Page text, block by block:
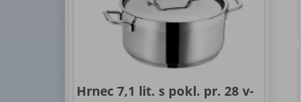
Hrnec 7,1 lit. s pokl. pr. 28 v-